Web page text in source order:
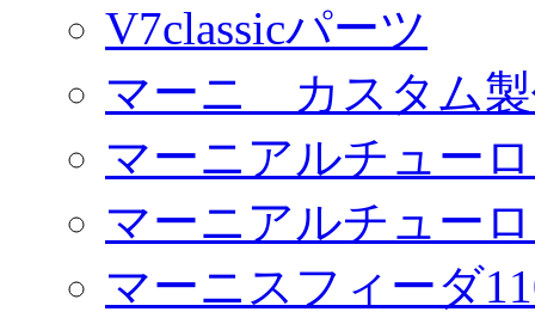
V7classicパーツ
マーニ カスタム
マーニアルチュー
マーニアルチュー
マーニスフィーダ